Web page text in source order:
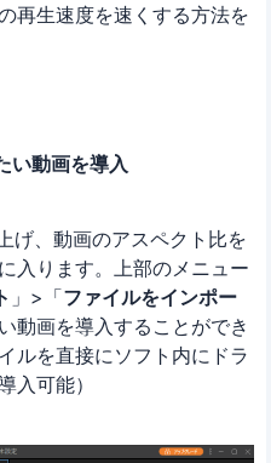
再生速度を速くする方法を
い動画を導入
げ、動画のアスペクト比を
入ります。上部のメニュー
」>「ファイルをインポー
動画を導入することができ
ルを直接にソフト内にドラ
入可能）